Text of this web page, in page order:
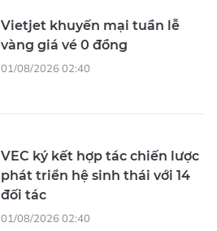
Vietjet khuyến mại tuần lễ
vàng giá vé 0 đồng
01/08/2026 02:40
VEC ký kết hợp tác chiến lược
phát triển hệ sinh thái với 14
đối tác
01/08/2026 02:40